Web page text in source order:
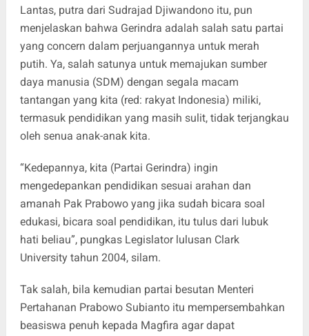
Lantas, putra dari Sudrajad Djiwandono itu, pun
menjelaskan bahwa Gerindra adalah salah satu partai
yang concern dalam perjuangannya untuk merah
putih. Ya, salah satunya untuk memajukan sumber
daya manusia (SDM) dengan segala macam
tantangan yang kita (red: rakyat Indonesia) miliki,
termasuk pendidikan yang masih sulit, tidak terjangkau
oleh senua anak-anak kita.
“Kedepannya, kita (Partai Gerindra) ingin
mengedepankan pendidikan sesuai arahan dan
amanah Pak Prabowo yang jika sudah bicara soal
edukasi, bicara soal pendidikan, itu tulus dari lubuk
hati beliau”, pungkas Legislator lulusan Clark
University tahun 2004, silam.
Tak salah, bila kemudian partai besutan Menteri
Pertahanan Prabowo Subianto itu mempersembahkan
beasiswa penuh kepada Magfira agar dapat